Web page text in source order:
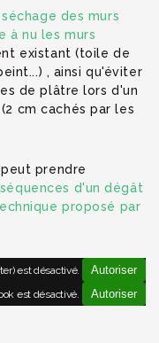
des murs
à nu les murs
existant (toile de
, ainsi qu'éviter
de plâtre lors d'un
(2 cm cachés par les
prendre
d'un dégât
proposé par
est désactivé. Autoriser
est désactivé.
Autoriser